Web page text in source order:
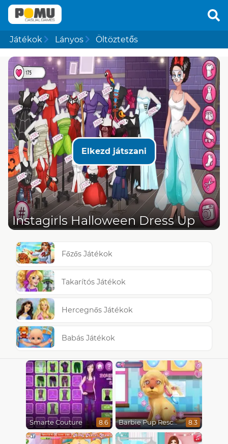
Játékok Lányos Öltöztetős
Elkezd játszani
Instagirls Halloween Dress Up
Főzős Játékok
Takarítós Játékok
Hercegnős Játékok
Babás Játékok
Smarte Couture 8.6 Barbie Pup Rescue 8.3